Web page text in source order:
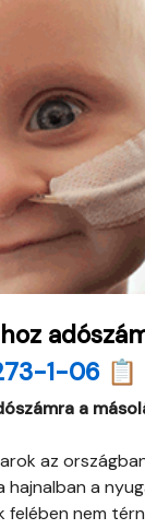
1-06 📋
a
az
a
nem